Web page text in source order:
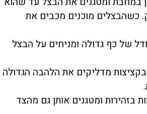
כשהבצלים מוכנים מכבים את
של כף גדולה ומניחים על הבצל
מדליקים את הלהבה הגדולה
בזהירות ומטגנים אותן גם מהצד